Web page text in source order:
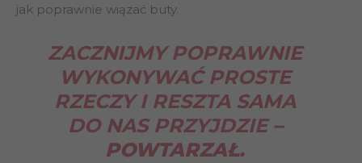
jak poprawnie wiązać buty.
ZACZNIJMY POPRAWNIE
WYKONYWAĆ PROSTE
RZECZY I RESZTA SAMA
DO NAS PRZYJDZIE –
POWTARZAŁ.